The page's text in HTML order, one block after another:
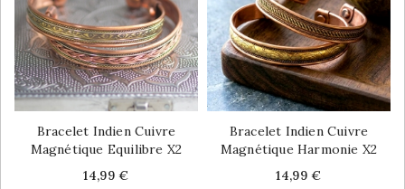
Bracelet Indien Cuivre
Magnétique Equilibre X2
Price
14,99 €
Bracelet Indien Cuivre
Magnétique Harmonie X2
Price
14,99 €